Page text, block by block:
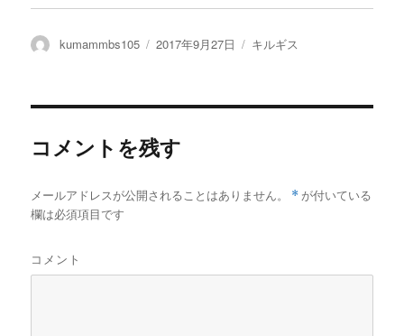
投
kumammbs105
投
2017年9月27日
カ
リ
キルギス
コメントを残す
メールアドレスが公開されることはありません。 * が付いている
欄は必須項目です
コメント